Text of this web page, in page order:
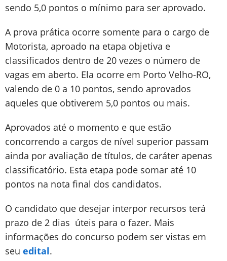
sendo 5,0 pontos o mínimo para ser aprovado.
A prova prática ocorre somente para o cargo de
Motorista, aproado na etapa objetiva e
classificados dentro de 20 vezes o número de
vagas em aberto. Ela ocorre em Porto Velho-RO,
valendo de 0 a 10 pontos, sendo aprovados
aqueles que obtiverem 5,0 pontos ou mais.
Aprovados até o momento e que estão
concorrendo a cargos de nível superior passam
ainda por avaliação de títulos, de caráter apenas
classificatório. Esta etapa pode somar até 10
pontos na nota final dos candidatos.
O candidato que desejar interpor recursos terá
prazo de 2 dias úteis para o fazer. Mais
informações do concurso podem ser vistas em
seu edital.